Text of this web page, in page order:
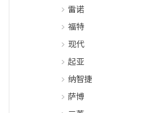
雷诺
福特
现代
起亚
纳智捷
萨博